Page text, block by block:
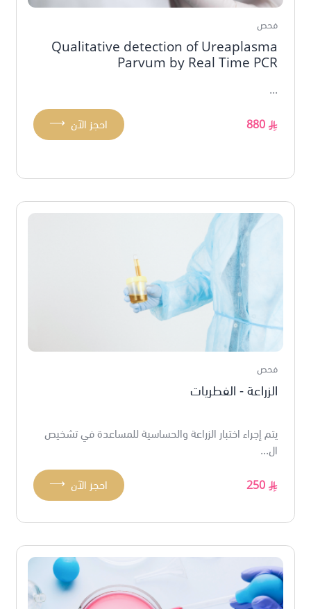
فحص
Qualitative detection of Ureaplasma
Parvum by Real Time PCR
...
880
⟶ احجز الآن
فحص
الزراعة - الفطريات
يتم إجراء اختبار الزراعة والحساسية للمساعدة في تشخيص
ال...
250
⟶ احجز الآن